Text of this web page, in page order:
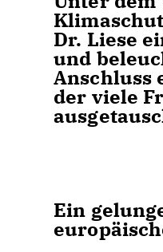
Dr. Liese
und
Anschluss
der viele
Ein